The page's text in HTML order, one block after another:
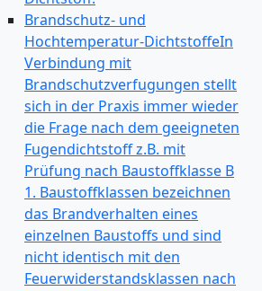
Brandschutz- und
Hochtemperatur-DichtstoffeIn
Verbindung mit
Brandschutzverfugungen stellt
sich in der Praxis immer wieder
die Frage nach dem geeigneten
Fugendichtstoff z.B. mit
Prüfung nach Baustoffklasse B
1. Baustoffklassen bezeichnen
das Brandverhalten eines
einzelnen Baustoffs und sind
nicht identisch mit den
Feuerwiderstandsklassen nach